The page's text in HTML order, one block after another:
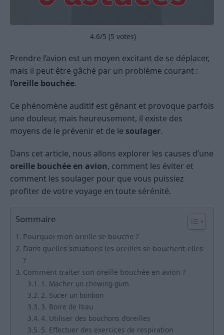
4.6/5 (5 votes)
Prendre l’avion est un moyen excitant de se déplacer,
mais il peut être gâché par un problème courant :
l’oreille bouchée.
Ce phénomène auditif est gênant et provoque parfois
une douleur, mais heureusement, il existe des
moyens de le prévenir et de le soulager.
Dans cet article, nous allons explorer les causes d’une
oreille bouchée en avion, comment les éviter et
comment les soulager pour que vous puissiez
profiter de votre voyage en toute sérénité.
Sommaire
Pourquoi mon oreille se bouche ?
Dans quelles situations les oreilles se bouchent-elles
?
Comment traiter son oreille bouchée en avion ?
1. Macher un chewing-gum
2. Sucer un bonbon
3. Boire de l’eau
4. Utiliser des bouchons d’oreilles
5. Effectuer des exercices de respiration